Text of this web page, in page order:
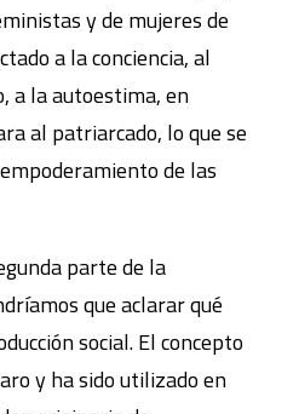
y de mujeres de
a la conciencia, al
a la autoestima, en
al patriarcado, lo que se
de las
parte de la
que aclarar qué
social. El concepto
y ha sido utilizado en